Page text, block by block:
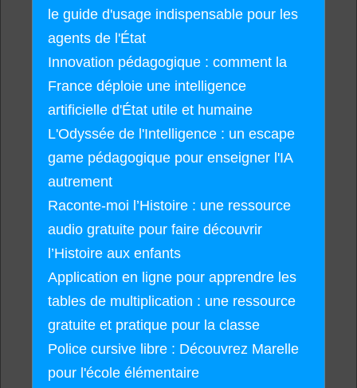
le guide d'usage indispensable pour les
agents de l'État
Innovation pédagogique : comment la
France déploie une intelligence
artificielle d'État utile et humaine
L'Odyssée de l'Intelligence : un escape
game pédagogique pour enseigner l'IA
autrement
Raconte-moi l’Histoire : une ressource
audio gratuite pour faire découvrir
l’Histoire aux enfants
Application en ligne pour apprendre les
tables de multiplication : une ressource
gratuite et pratique pour la classe
Police cursive libre : Découvrez Marelle
pour l'école élémentaire